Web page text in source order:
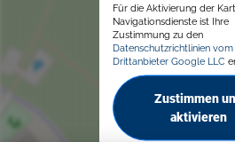
Für die Aktivierung der
Navigationsdienste ist Ihre
Zustimmung zu den
Datenschutzrichtlinien vom
Drittanbieter Google LLC
Zustimmen
aktivieren